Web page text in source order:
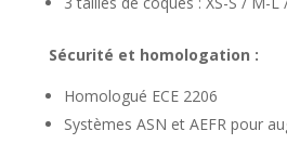
Sécurité et homologation :
Homologué ECE 2206
Systèmes ASN et AEFR pour